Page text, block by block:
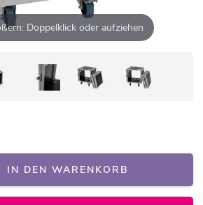
Doppelklick oder aufziehen
IN DEN WARENKORB